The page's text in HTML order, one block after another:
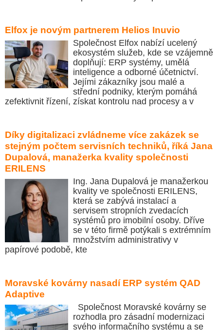
Elfox je novým partnerem Helios Inuvio
Společnost Elfox nabízí ucelený
ekosystém služeb, kde se vzájemně
doplňují: ERP systémy, umělá
inteligence a odborné účetnictví.
Jejími zákazníky jsou malé a
střední podniky, kterým pomáhá
zefektivnit řízení, získat kontrolu nad procesy a v
Díky digitalizaci zvládneme více zakázek se
stejným počtem servisních techniků, říká Jana
Dupalová, manažerka kvality společnosti
ERILENS
Ing. Jana Dupalová je manažerkou
kvality ve společnosti ERILENS,
která se zabývá instalací a
servisem stropních zvedacích
systémů pro imobilní osoby. Dříve
se v této firmě potýkali s extrémním
množstvím administrativy v
papírové podobě, kte
Moravské kovárny nasadí ERP systém QAD
Adaptive
Společnost Moravské kovárny se
rozhodla pro zásadní modernizaci
svého informačního systému a se